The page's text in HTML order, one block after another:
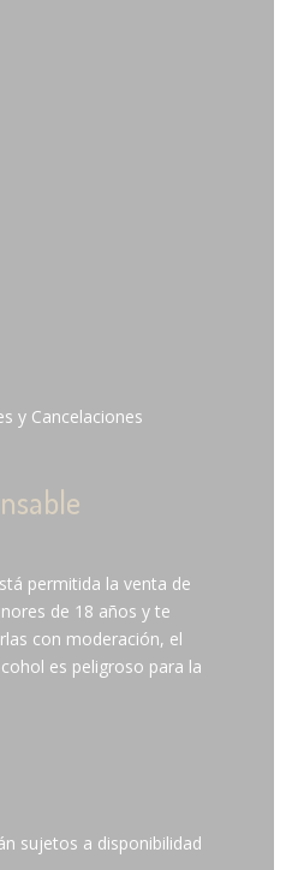
y Cancelaciones
permitida la venta de
de 18 años y te
con moderación, el
es peligroso para la
sujetos a disponibilidad